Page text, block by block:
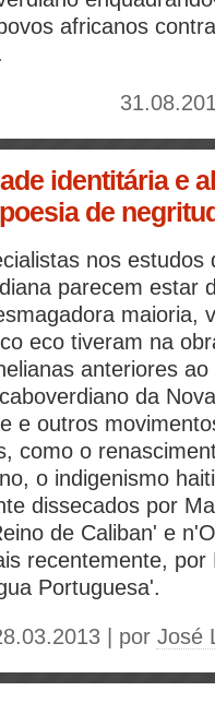
africanos
identitária e
de
nos estudos
parecem estar
maioria,
eco tiveram na
anteriores
da
e outros
como o
o indigenismo
dissecados por
de Caliban' e
recentemente, por
Portuguesa'.
| por José